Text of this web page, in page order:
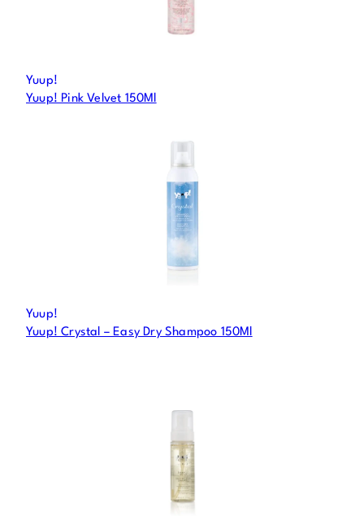
Yuup!
Yuup! Pink Velvet 150Ml
Yuup!
Yuup! Crystal – Easy Dry Shampoo 150Ml